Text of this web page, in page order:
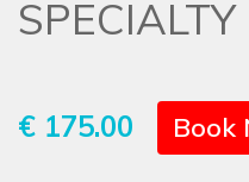
€ 175.00 Book